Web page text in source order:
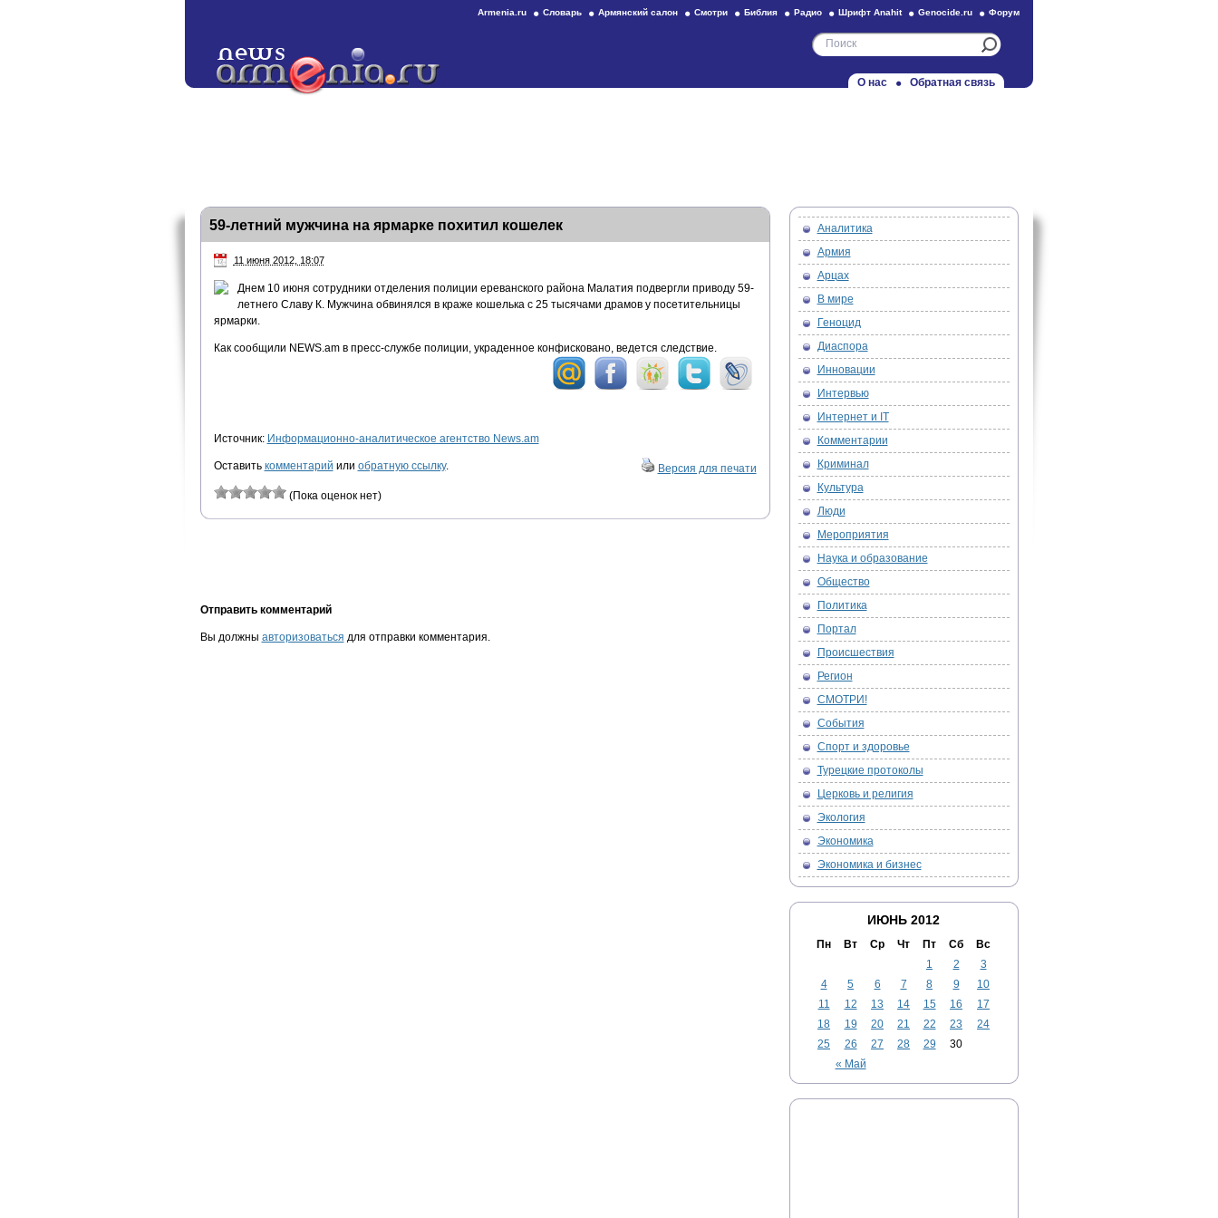
Armenia.ru Словарь Армянский салон Смотри Библия Радио Шрифт Anahit Genocide.ru Форум
О нас Обратная связь
59-летний мужчина на ярмарке похитил кошелек
11 июня 2012, 18:07
Днем 10 июня сотрудники отделения полиции ереванского района Малатия подвергли приводу 59-
летнего Славу К. Мужчина обвинялся в краже кошелька с 25 тысячами драмов у посетительницы
ярмарки.
Как сообщили NEWS.am в пресс-службе полиции, украденное конфисковано, ведется следствие.
Источник: Информационно-аналитическое агентство News.am
Оставить комментарий или обратную ссылку. Версия для печати
(Пока оценок нет)
Отправить комментарий
Вы должны авторизоваться для отправки комментария.
Аналитика
Армия
Арцах
В мире
Геноцид
Диаспора
Инновации
Интервью
Интернет и IT
Комментарии
Криминал
Культура
Люди
Мероприятия
Наука и образование
Общество
Политика
Портал
Происшествия
Регион
СМОТРИ!
События
Спорт и здоровье
Турецкие протоколы
Церковь и религия
Экология
Экономика
Экономика и бизнес
ИЮНЬ 2012
Пн Вт Ср Чт Пт Сб Вс
« Май
1 2
3
4
5 6 7 8 9
10
11
12 13 14 15 16
17
18
19 20 21 22 23
24
25
26 27 28 29 30